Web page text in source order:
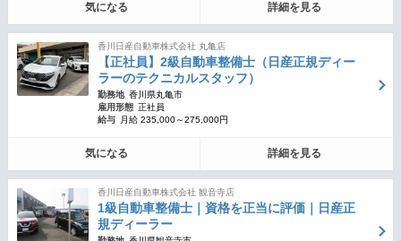
気になる 詳細を見る
香川日産自動車株式会社 丸亀店
【正社員】2級自動車整備士（日産正規ディー
ラーのテクニカルスタッフ）
勤務地 香川県丸亀市
雇用形態 正社員
給与
月給 235,000～275,000円
気になる 詳細を見る
香川日産自動車株式会社 観音寺店
1級自動車整備士｜資格を正当に評価｜日産正
規ディーラー